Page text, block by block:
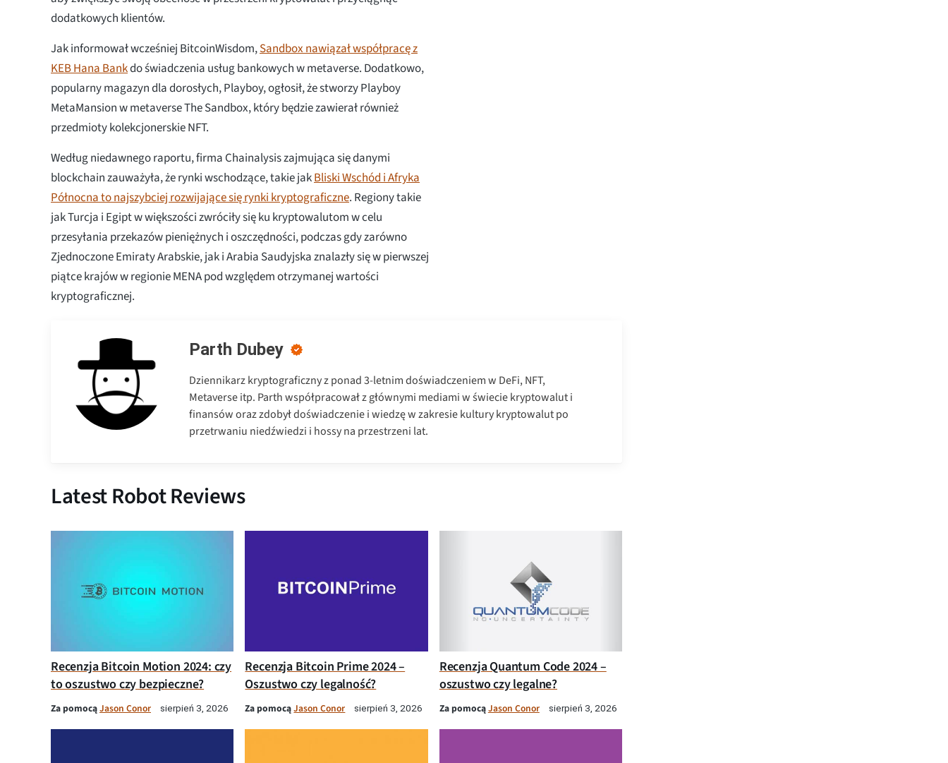
dodatkowych klientów.
Jak informował wcześniej BitcoinWisdom,Sandbox nawiązał współpracę z
KEB Hana Bankdo świadczenia usług bankowych w metaverse. Dodatkowo,
popularny magazyn dla dorosłych, Playboy, ogłosił, że stworzy Playboy
MetaMansion w metaverse The Sandbox, który będzie zawierał również
przedmioty kolekcjonerskie NFT.
Według niedawnego raportu, firma Chainalysis zajmująca się danymi
blockchain zauważyła, że rynki wschodzące, takie jakBliski Wschód i Afryka
Północna to najszybciej rozwijające się rynki kryptograficzne. Regiony takie
jak Turcja i Egipt w większości zwróciły się ku kryptowalutom w celu
przesyłania przekazów pieniężnych i oszczędności, podczas gdy zarówno
Zjednoczone Emiraty Arabskie, jak i Arabia Saudyjska znalazły się w pierwszej
piątce krajów w regionie MENA pod względem otrzymanej wartości
kryptograficznej.
Parth Dubey
Dziennikarz kryptograficzny z ponad 3-letnim doświadczeniem w DeFi, NFT,
Metaverse itp. Parth współpracował z głównymi mediami w świecie kryptowalut i
finansów oraz zdobył doświadczenie i wiedzę w zakresie kultury kryptowalut po
przetrwaniu niedźwiedzi i hossy na przestrzeni lat.
Latest Robot Reviews
Recenzja Bitcoin Motion 2024: czy
to oszustwo czy bezpieczne?
Za pomocąJason Conor sierpień 3, 2026
Recenzja Bitcoin Prime 2024 –
Oszustwo czy legalność?
Za pomocąJason Conor sierpień 3, 2026
Recenzja Quantum Code 2024 –
oszustwo czy legalne?
Za pomocąJason Conor sierpień 3, 2026